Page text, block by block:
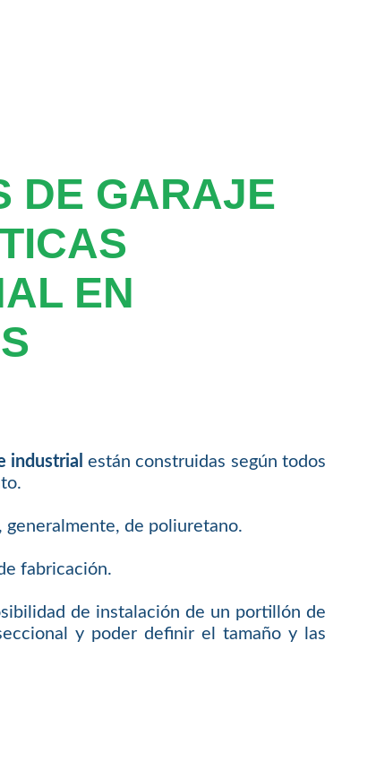
DE GARAJE
EN
industrial están construidas según todos
generalmente, de poliuretano.
fabricación.
de instalación de un portillón de
y poder definir el tamaño y las